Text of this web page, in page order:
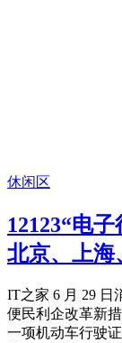
休闲区
12123“电
北京、上海
IT之家 6 月 29 日
便民利企改革新
一项机动车行驶